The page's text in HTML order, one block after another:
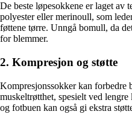
De beste løpesokkene er laget av
polyester eller merinoull, som
føttene tørre. Unngå bomull, da
for blemmer.
2. Kompresjon og støtte
Kompresjonssokker kan forbedre
muskeltrøtthet, spesielt ved
og fotbuen kan også gi ekstra